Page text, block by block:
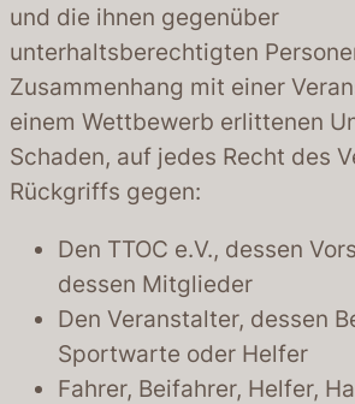
und die ihnen gegenüber
unterhaltsberechtigten
Zusammenhang mit einer
einem Wettbewerb erlittenen
Schaden, auf jedes Recht des
Rückgriffs gegen:
Den TTOC e.V., dessen
dessen Mitglieder
Den Veranstalter, dessen
Sportwarte oder Helfer
Fahrer, Beifahrer, Helfer,